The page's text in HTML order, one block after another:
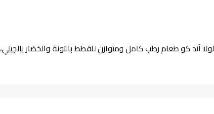
لولا آند كو طعام رطب كامل ومتوازن للقطط بالتونة والخضار بالجيلي، 80 غ